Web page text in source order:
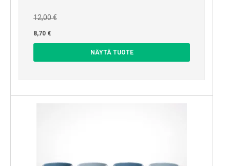
12,00 €
8,70 €
NÄYTÄ TUOTE